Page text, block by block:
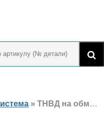
» ТНВД на обмен BOSCH 0470506045 51.11103-7699 MAN, ВОССТАНОВЛЕННЫЙ